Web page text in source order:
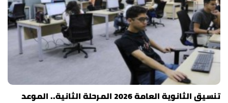
تنسيق الثانوية العامة 2026 المرحلة الثانية.. الموعد